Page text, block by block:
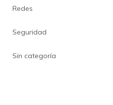
Redes
Seguridad
Sin categoría